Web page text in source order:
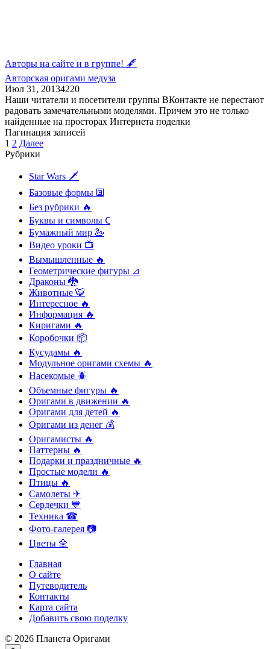
Авторы на сайте и в группе! 🖋
Авторская оригами медуза
Июл 31, 20134220
Наши читатели и посетители группы ВКонтакте не перестают
радовать замечательными моделями. Причем это не только
найденные на просторах Интернета поделки
Пагинация записей
1 2 Далее
Рубрики
Star Wars 🗡
Базовые формы 🞖
Без рубрики 🔥
Буквы и символы 𖼐
Бумажный мир 🦢
Видео уроки 📺
Вымышленные 🔥
Геометрические фигуры ⊿
Драконы 🐉
Животные 🐯
Интересное 🔥
Информация 🔥
Киригами 🔥
Коробочки 📦
Кусудамы 🔥
Модульное оригами схемы 🔥
Насекомые 🪲
Объемные фигуры 🔥
Оригами в движении 🔥
Оригами для детей 🔥
Оригами из денег 💰
Оригамисты 🔥
Паттерны 🔥
Подарки и праздничные 🔥
Простые модели 🔥
Птицы 🔥
Самолеты ✈
Сердечки 💙
Техника ☎
Фото-галерея 📷
Цветы 🌼
Главная
О сайте
Путеводитель
Контакты
Карта сайта
Добавить свою поделку
© 2026 Планета Оригами